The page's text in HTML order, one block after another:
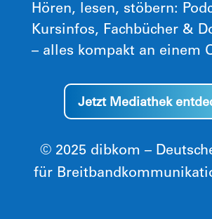
Hören, lesen, stöbern:
Kursinfos, Fachbücher &
– alles kompakt an einem
Jetzt Mediathek
© 2025 dibkom –
für